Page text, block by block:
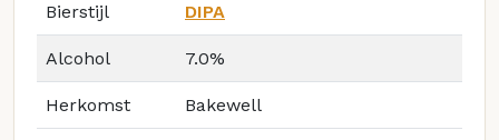
Bierstijl DIPA
Alcohol 7.0%
Herkomst Bakewell